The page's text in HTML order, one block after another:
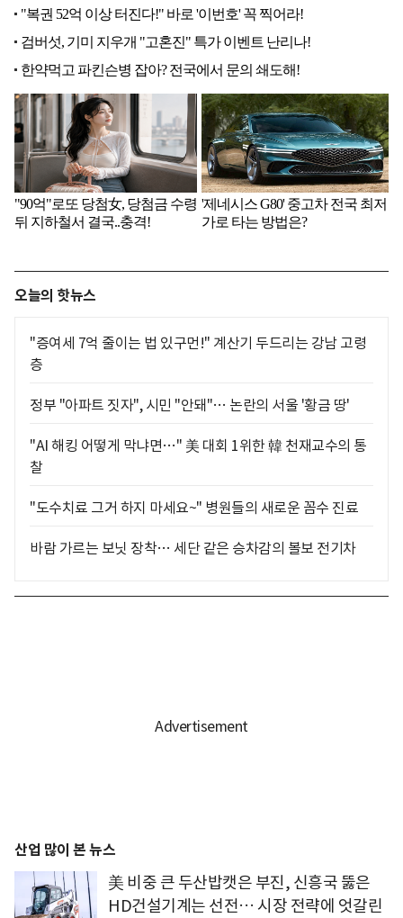
오늘의 핫뉴스
"증여세 7억 줄이는 법 있구먼!" 계산기 두드리는 강남 고령
층
정부 "아파트 짓자", 시민 "안돼"… 논란의 서울 '황금 땅'
"AI 해킹 어떻게 막냐면…" 美 대회 1위한 韓 천재교수의 통
찰
"도수치료 그거 하지 마세요~" 병원들의 새로운 꼼수 진료
바람 가르는 보닛 장착… 세단 같은 승차감의 볼보 전기차
산업 많이 본 뉴스
美 비중 큰 두산밥캣은 부진, 신흥국 뚫은
HD건설기계는 선전… 시장 전략에 엇갈린